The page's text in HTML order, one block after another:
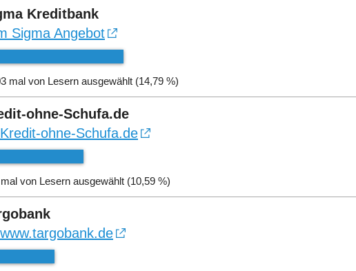
Kreditbank
Sigma Angebot
mal von Lesern ausgewählt (14,79 %)
ohne-Schufa.de
ohne-Schufa.de
von Lesern ausgewählt (10,59 %)